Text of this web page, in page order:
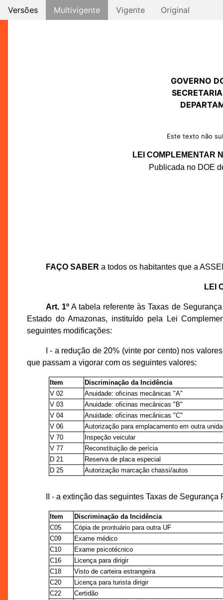
Versões Multivigente Vigente Original
GOVERNO
Este texto não
LEI COMPLEMENTAR
Publicada no DOE
FAÇO SABER a todos os habitantes que a
LEI
Art. 1ºA tabela referente às Taxas de
Estado do Amazonas, instituído pela Lei
seguintes modificações:
I - a redução de 20% (vinte por cento) nos
que passam a vigorar com os seguintes valores:
Item
Discriminação da Incidência
V 02
Anuidade: oficinas mecânicas "A"
V 03
Anuidade: oficinas mecânicas "B"
V 04
Anuidade: oficinas mecânicas "C"
V 06
Autorização para emplacamento em outra
V 70
Inspeção veicular
V 77
Reconstituição de perícia
D 21
Reserva de placa especial
D 25
Autorização marcação chassi/autos
II - a extinção das seguintes Taxas de
Item
Discriminação da Incidência
C05
Cópia de prontuário para outra UF
C09
Exame médico
C10
Exame psicotécnico
C16
Licença para dirigir
C18
Visto de carteira estrangeira
C20
Licença para turista dirigir
C22
Certidão